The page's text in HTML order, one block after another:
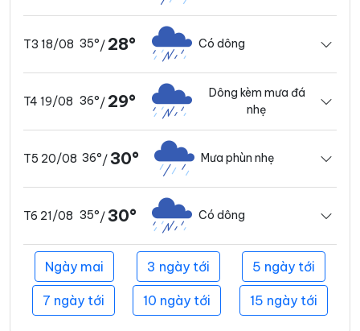
T3 18/08 35°/ 28° Có dông
T4 19/08 36°/ 29°
Dông kèm mưa đá
nhẹ
T5 20/08 36°/30° Mưa phùn nhẹ
T6 21/08 35°/30° Có dông
Ngày mai 3 ngày tới 5 ngày tới
7 ngày tới 10 ngày tới 15 ngày tới